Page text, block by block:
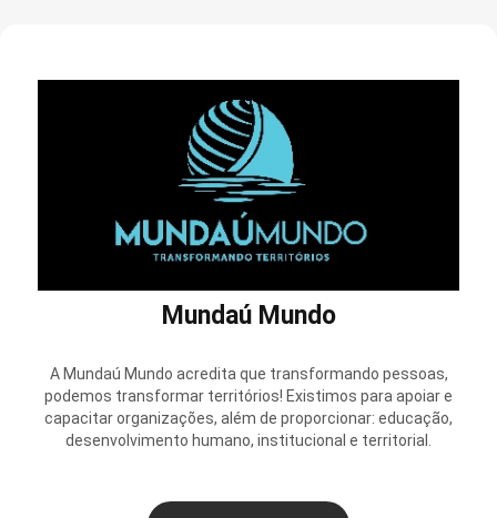
Mundaú Mundo
A Mundaú Mundo acredita que transformando pessoas,
podemos transformar territórios! Existimos para apoiar e
capacitar organizações, além de proporcionar: educação,
desenvolvimento humano, institucional e territorial.